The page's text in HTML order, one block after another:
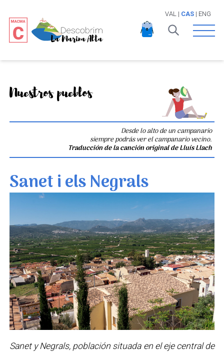
VAL | CAS| ENG
Open
Nuestros pueblos
Desde lo alto de un campanario
siempre podrás ver el campanario vecino.
Traducción de la canción original de Lluís Llach
Sanet i els Negrals
Sanet y Negrals, población situada en el eje central de